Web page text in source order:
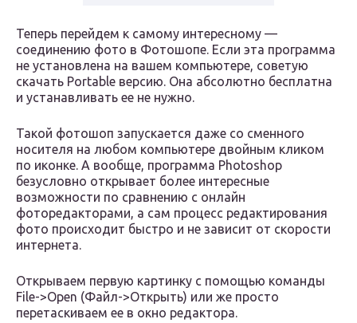
Теперь перейдем к самому интересному —
соединению фото в Фотошопе. Если эта программа
не установлена на вашем компьютере, советую
скачать Portable версию. Она абсолютно бесплатна
и устанавливать ее не нужно.
Такой фотошоп запускается даже со сменного
носителя на любом компьютере двойным кликом
по иконке. А вообще, программа Photoshop
безусловно открывает более интересные
возможности по сравнению с онлайн
фоторедакторами, а сам процесс редактирования
фото происходит быстро и не зависит от скорости
интернета.
Открываем первую картинку с помощью команды
File->Open (Файл->Открыть) или же просто
перетаскиваем ее в окно редактора.